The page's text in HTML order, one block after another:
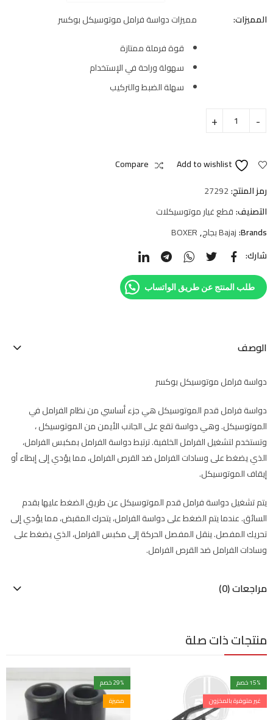
المميزات:
مميزات دواسة فرامل موتوسيكل بوكسر
قوة فرملة ممتازة
سهولة وراحة في الإستخدام
سهلة الضبط والتركيب
Add to wishlist
Compare
رمز المنتج:27292
التصنيف:قطع غيار موتوسيكلات
Brands: Bajaj بجاج ,
BOXER
شارك:
طلب المنتج عن طريق الواتساب
الوصف
دواسة فرامل موتوسيكل بوكسر
دواسة فرامل قدم الموتوسيكل هي جزء أساسي من نظام الفرامل في
الموتوسيكل. وهي دواسة تقع على الجانب الأيمن من الموتوسيكل ،
وتستخدم لتشغيل الفرامل الخلفية. ترتبط دواسة الفرامل بمكبس الفرامل،
الذي يضغط على وسادات الفرامل ضد القرص الفرامل، مما يؤدي إلى إبطاء أو
إيقاف الموتوسيكل.
يتم تشغيل دواسة فرامل قدم الموتوسيكل عن طريق الضغط عليها بقدم
السائق. عندما يتم الضغط على دواسة الفرامل، يتحرك المقبض، مما يؤدي إلى
تحريك المفصل. ينقل المفصل الحركة إلى مكبس الفرامل، الذي يضغط على
وسادات الفرامل ضد القرص الفرامل.
مراجعات (0)
منتجات ذات صلة
15% خصم
غير متوفرة بالمخزون
29% خصم
مميزة